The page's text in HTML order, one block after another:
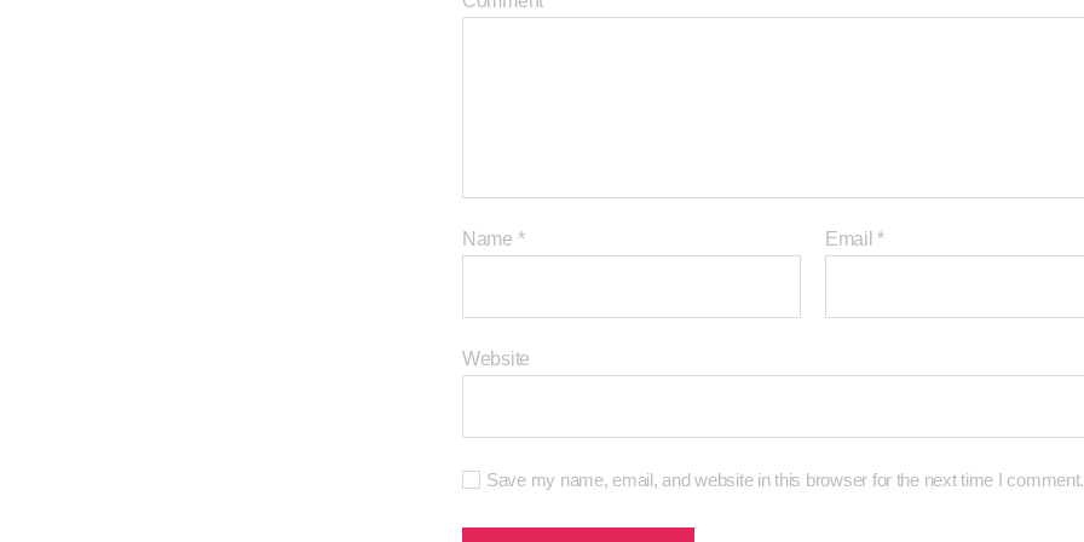
Name * Email*
Website
Save my name, email, and website in this browser for the next time I comment.